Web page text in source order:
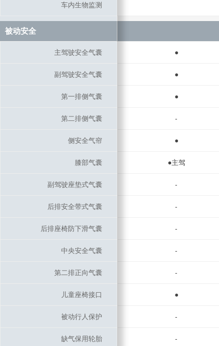
车内生物监测
被动安全
主驾驶安全气囊 ●
副驾驶安全气囊 ●
第一排侧气囊 ●
第二排侧气囊 -
侧安全气帘 ●
膝部气囊 ●主驾
副驾驶座垫式气囊 -
后排安全带式气囊 -
后排座椅防下滑气囊 -
中央安全气囊 -
第二排正向气囊 -
儿童座椅接口 ●
被动行人保护 -
缺气保用轮胎 -
车内生物监测
被动安全
主驾驶安全气囊
副驾驶安全气囊
第一排侧气囊
第二排侧气囊
侧安全气帘
膝部气囊
副驾驶座垫式气囊
后排安全带式气囊
后排座椅防下滑气囊
中央安全气囊
第二排正向气囊
儿童座椅接口
被动行人保护
缺气保用轮胎